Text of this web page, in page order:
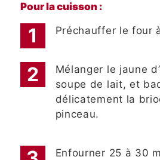
Pour la cuisson :
Préchauffer le four
Mélanger le jaune
soupe de lait, et
délicatement la
pinceau.
Enfourner 25 à 30